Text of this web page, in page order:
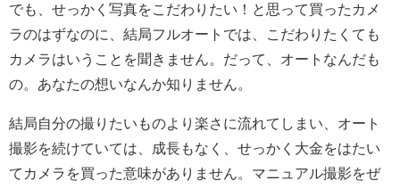
でも、せっかく写真をこだわりたい！と思って買ったカメ
ラのはずなのに、結局フルオートでは、こだわりたくても
カメラはいうことを聞きません。だって、オートなんだも
の。あなたの想いなんか知りません。
結局自分の撮りたいものより楽さに流れてしまい、オート
撮影を続けていては、成長もなく、せっかく大金をはたい
てカメラを買った意味がありません。マニュアル撮影をぜ